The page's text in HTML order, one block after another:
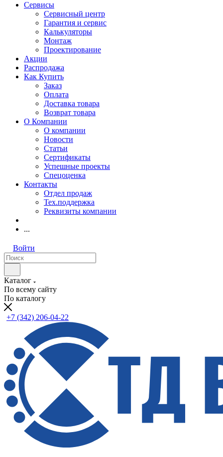
Сервисы
Сервисный центр
Гарантия и сервис
Калькуляторы
Монтаж
Проектирование
Акции
Распродажа
Как Купить
Заказ
Оплата
Доставка товара
Возврат товара
О Компании
О компании
Новости
Статьи
Сертификаты
Успешные проекты
Спецоценка
Контакты
Отдел продаж
Тех.поддержка
Реквизиты компании
...
Войти
Каталог
По всему сайту
По каталогу
+7 (342) 206-04-22